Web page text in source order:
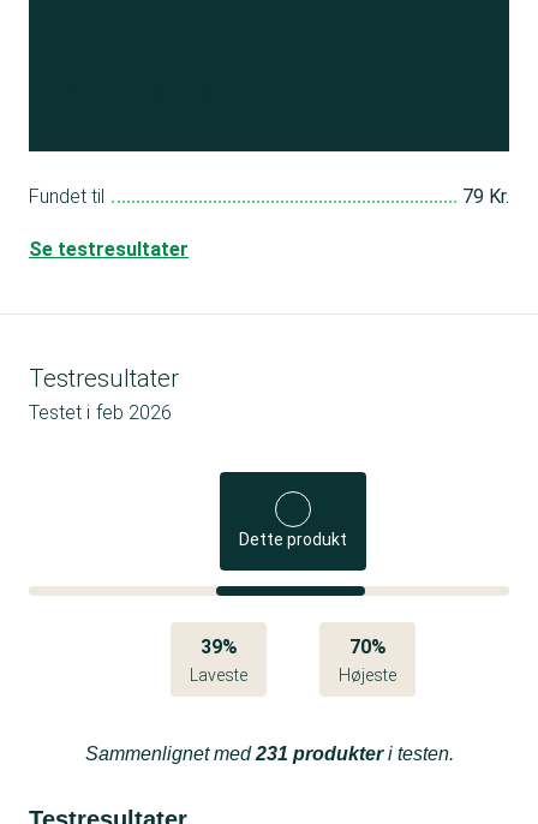
Fundet til 79 Kr.
Se testresultater
Testresultater
Testet i feb 2026
Dette produkt
39%
Laveste
70%
Højeste
Sammenlignet med231 produkteri testen.
Testresultater